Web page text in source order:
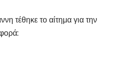
τέθηκε το αίτημα για την